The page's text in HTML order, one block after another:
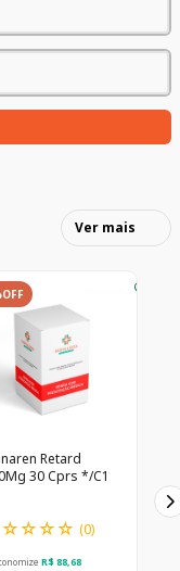
Ver mais
OFF
Retard
30 Cprs */C1
☆☆☆☆ (0)
R$ 88,68